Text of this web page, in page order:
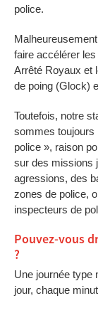
police.
faire accélérer
Arrêté Royaux et
de poing (Glock)
Toutefois, notre
sommes toujours
police », raison
sur des missions
agressions, des
zones de police,
inspecteurs de
Pouvez-vous
?
Une journée type
jour, chaque